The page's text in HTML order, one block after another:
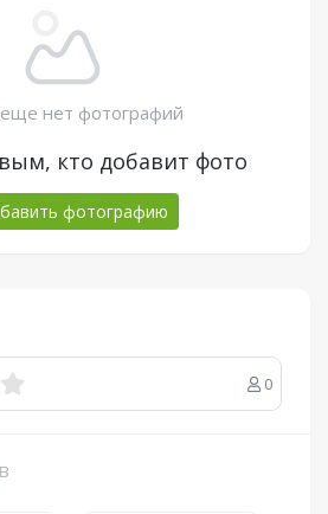
нет фотографий
кто добавит фото
фотографию
0